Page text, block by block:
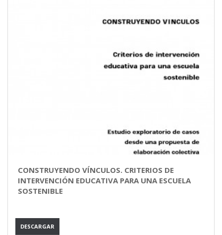
CONSTRUYENDO VÍNCULOS. CRITERIOS DE
INTERVENCIÓN EDUCATIVA PARA UNA ESCUELA
SOSTENIBLE
DESCARGAR